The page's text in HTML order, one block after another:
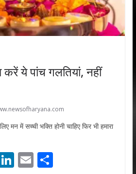
ये पांच गलतियां, नहीं
मन में सच्ची भक्ति होनी चाहिए फिर भी हमारा
Li E S